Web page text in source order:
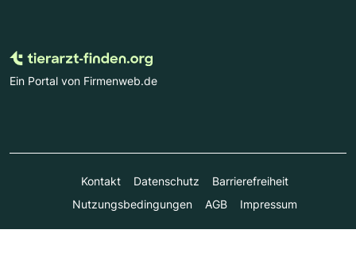
Ein Portal von Firmenweb.de
Kontakt Datenschutz
Barrierefreiheit
Nutzungsbedingungen
AGB Impressum